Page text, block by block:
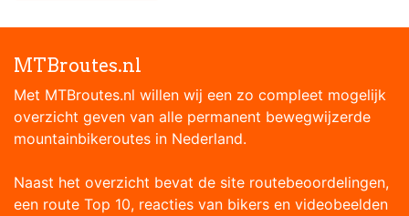
MTBroutes.nl
Met MTBroutes.nl willen wij een zo compleet mogelijk
overzicht geven van alle permanent bewegwijzerde
mountainbikeroutes in Nederland.
Naast het overzicht bevat de site routebeoordelingen,
een route Top 10, reacties van bikers en videobeelden